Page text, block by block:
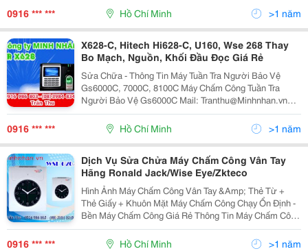
0916 *** *** Hồ Chí Minh >1 năm
X628-C, Hitech Hi628-C, U160, Wse 268 Thay
Bo Mạch, Nguồn, Khối Đầu Đọc Giá Rẻ
Sửa Chữa - Thông Tin Máy Tuần Tra Người Bảo Vệ
Gs6000C, 7000C, 8100C Máy Chấm Công Tuần Tra
Người Bảo Vệ Gs6000C Mail: Tranthu@Minhnhan.vn
Tell: 083.984.8348- 0916986803 Đặc Điểm Kỹ Thuật -
Máy Chấm Công - Kiểm Soát
0916 *** *** Hồ Chí Minh >1 năm
Dịch Vụ Sửa Chửa Máy Chấm Công Vân Tay
Hãng Ronald Jack/Wise Eye/Zkteco
Hình Ảnh Máy Chấm Công Vân Tay &Amp; Thẻ Từ +
Thẻ Giấy + Khuôn Mặt Máy Chấm Công Chạy Ổn Định -
Bền Máy Chấm Công Giá Rẻ Thông Tin Máy Chấm Công
Thẻ Cảm Ứng Máy Chấm Công Khuôn Mặt Máy Chấm
Công Vâ
0916 *** *** Hồ Chí Minh >1 năm